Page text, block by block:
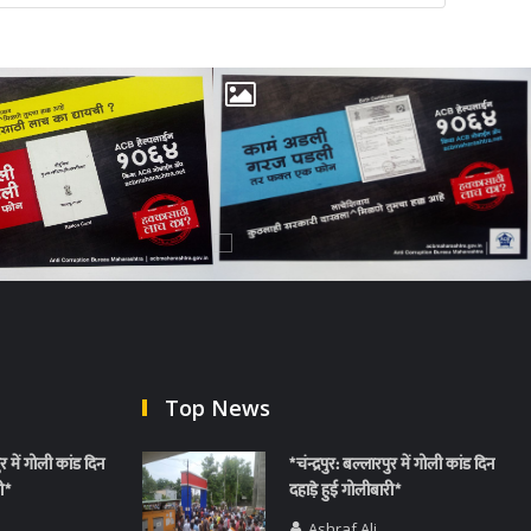
में गोली कांड दिन
Top News
*चंन्द्रपुर: बल्लारपुर में गोली कांड दिन
दहाड़े हुई गोलीबारी*